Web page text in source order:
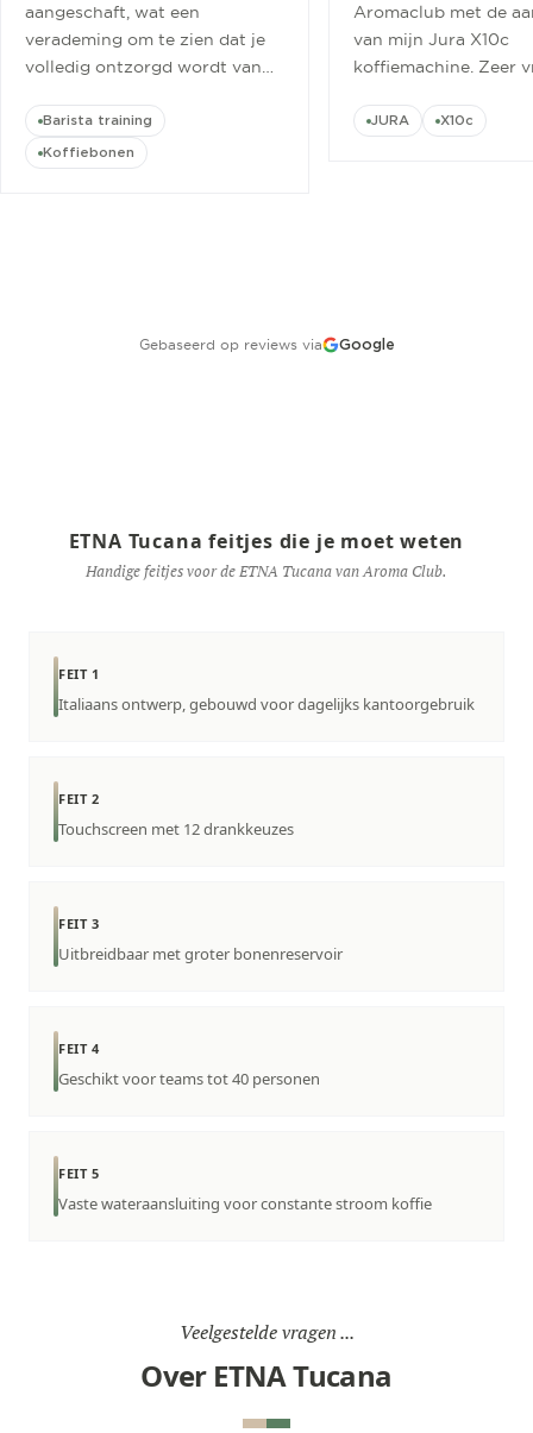
aangeschaft, wat een
verademing om te zien dat je
volledig ontzorgd wordt van
cursus.”
Barista training
Koffiebonen
Aromaclub met de
van mijn Jura X10c
koffiemachine. Zeer
JURA X10c
Gebaseerd op reviews via Google
ETNA Tucana feitjes die je moet weten
Handige feitjes voor de ETNA Tucana van Aroma Club.
FEIT 1
Italiaans ontwerp, gebouwd voor dagelijks kantoorgebruik
FEIT 2
Touchscreen met 12 drankkeuzes
FEIT 3
Uitbreidbaar met groter bonenreservoir
FEIT 4
Geschikt voor teams tot 40 personen
FEIT 5
Vaste wateraansluiting voor constante stroom koffie
Veelgestelde vragen ...
Over ETNA Tucana